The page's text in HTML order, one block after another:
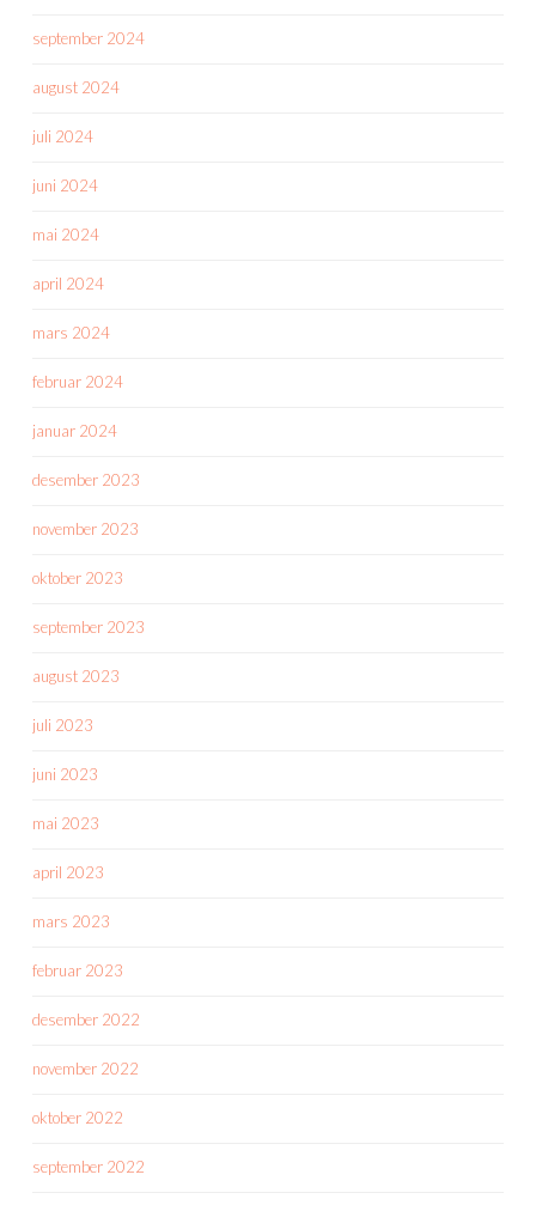
september 2024
august 2024
juli 2024
juni 2024
mai 2024
april 2024
mars 2024
februar 2024
januar 2024
desember 2023
november 2023
oktober 2023
september 2023
august 2023
juli 2023
juni 2023
mai 2023
april 2023
mars 2023
februar 2023
desember 2022
november 2022
oktober 2022
september 2022